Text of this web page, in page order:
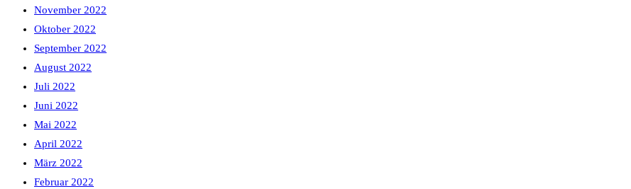
November 2022
Oktober 2022
September 2022
August 2022
Juli 2022
Juni 2022
Mai 2022
April 2022
März 2022
Februar 2022